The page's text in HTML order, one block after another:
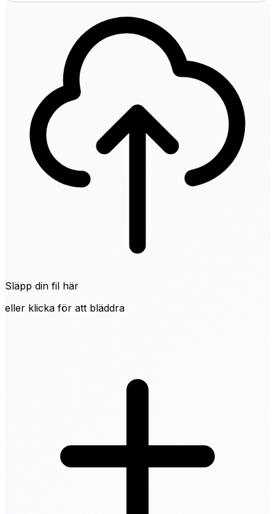
Släpp din fil här
eller klicka för att bläddra